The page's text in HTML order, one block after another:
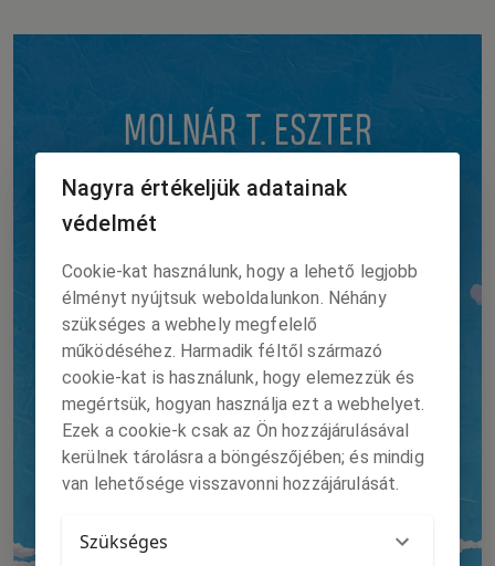
Nagyra értékeljük adatainak
védelmét
Cookie-kat használunk, hogy a lehető legjobb
élményt nyújtsuk weboldalunkon. Néhány
szükséges a webhely megfelelő
működéséhez. Harmadik féltől származó
cookie-kat is használunk, hogy elemezzük és
megértsük, hogyan használja ezt a webhelyet.
Ezek a cookie-k csak az Ön hozzájárulásával
kerülnek tárolásra a böngészőjében; és mindig
van lehetősége visszavonni hozzájárulását.
Szükséges